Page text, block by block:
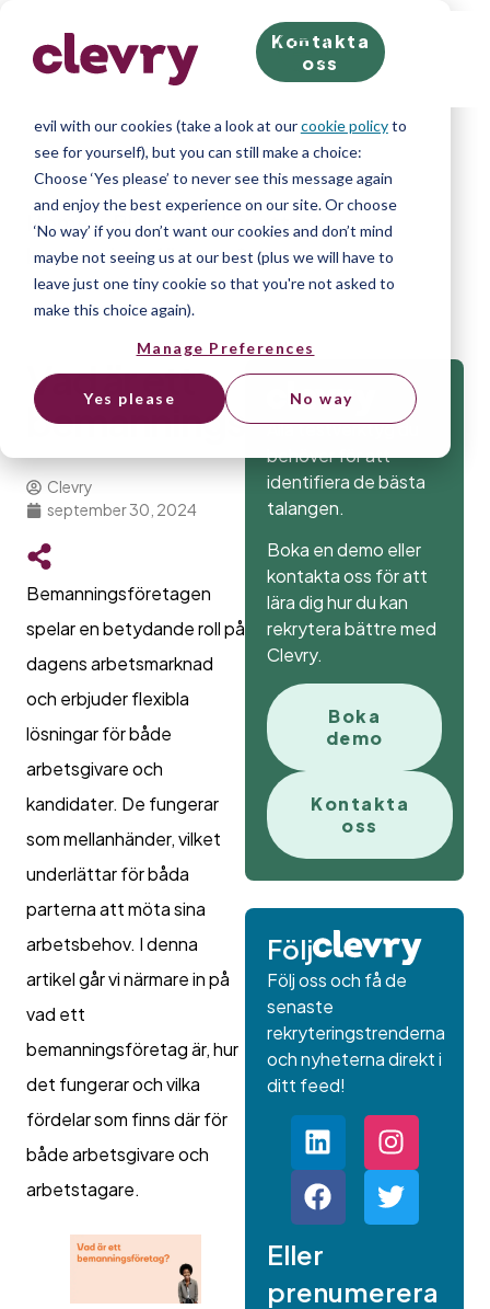
We know right? These cookie pop-ups can really ruin
your visit, so we’ll make this quick. This website does
evil with our cookies (take a look at ourcookie policyto
see for yourself), but you can still make a choice:
Choose ‘Yes please’ to never see this message again
and enjoy the best experience on our site. Or choose
‘No way’ if you don’t want our cookies and don’t mind
maybe not seeing us at our best (plus we will have to
leave just one tiny cookie so that you're not asked to
make this choice again).
Manage Preferences
Yes please No way
Kontakta
oss
Home»Blog»Vad är ett
bemanningsföretag?
Vad är ett
bemanningsföretag?
Clevry
september 30, 2024
Bemanningsföretagen
spelar en betydande roll på
dagens arbetsmarknad
och erbjuder flexibla
lösningar för både
arbetsgivare och
kandidater. De fungerar
som mellanhänder, vilket
underlättar för båda
parterna att möta sina
arbetsbehov. I denna
artikel går vi närmare in på
vad ett
bemanningsföretag är, hur
det fungerar och vilka
fördelar som finns där för
både arbetsgivare och
arbetstagare.
Alla testverktyg du
behöver för att
identifiera de bästa
talangen.
Boka en demo eller
kontakta oss för att
lära dig hur du kan
rekrytera bättre med
Clevry.
Boka
demo
Kontakta
oss
Följ
Följ oss och få de
senaste
rekryteringstrenderna
och nyheterna direkt i
ditt feed!
Eller
prenumerera